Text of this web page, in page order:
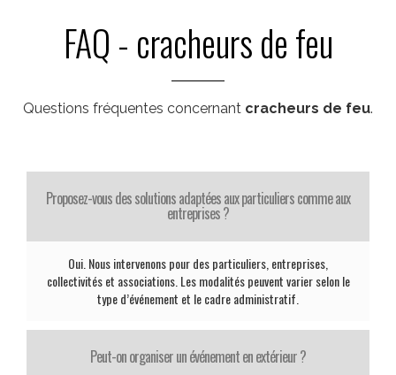
FAQ - cracheurs de feu
Questions fréquentes concernant cracheurs de feu.
Proposez-vous des solutions adaptées aux particuliers comme aux
entreprises ?
Oui. Nous intervenons pour des particuliers, entreprises,
collectivités et associations. Les modalités peuvent varier selon le
type d’événement et le cadre administratif.
Peut-on organiser un événement en extérieur ?